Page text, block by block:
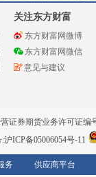
关注东方财富
东方财富网微博
东方财富网微信
意见与建议
证券期货业务许可证编
沪ICP备05006054号-11
务 供应商平台